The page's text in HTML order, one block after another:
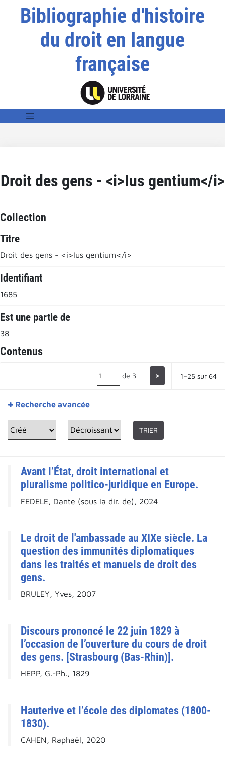
Bibliographie d'histoire
du droit en langue
française
Droit des gens - <i>Ius gentium</i>
Collection
Titre
Droit des gens - <i>Ius gentium</i>
Identifiant
1685
Est une partie de
38
Contenus
de 3 > 1–25 sur 64
Recherche avancée
TRIER
Avant l’État, droit international et
pluralisme politico-juridique en Europe.
FEDELE, Dante (sous la dir. de), 2024
Le droit de l'ambassade au XIXe siècle. La
question des immunités diplomatiques
dans les traités et manuels de droit des
gens.
BRULEY, Yves, 2007
Discours prononcé le 22 juin 1829 à
l’occasion de l’ouverture du cours de droit
des gens. [Strasbourg (Bas-Rhin)].
HEPP, G.-Ph., 1829
Hauterive et l’école des diplomates (1800-
1830).
CAHEN, Raphaël, 2020